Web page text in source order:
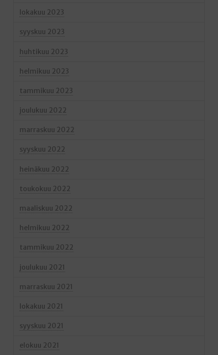
lokakuu 2023
syyskuu 2023
huhtikuu 2023
helmikuu 2023
tammikuu 2023
joulukuu 2022
marraskuu 2022
syyskuu 2022
heinäkuu 2022
toukokuu 2022
maaliskuu 2022
helmikuu 2022
tammikuu 2022
joulukuu 2021
marraskuu 2021
lokakuu 2021
syyskuu 2021
elokuu 2021